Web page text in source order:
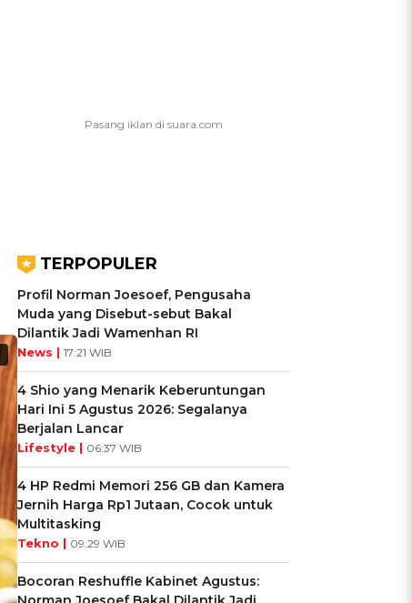
TERPOPULER
Profil Norman Joesoef, Pengusaha
Muda yang Disebut-sebut Bakal
Dilantik Jadi Wamenhan RI
News | 17:21 WIB
4 Shio yang Menarik Keberuntungan
Hari Ini 5 Agustus 2026: Segalanya
Berjalan Lancar
Lifestyle | 06:37 WIB
4 HP Redmi Memori 256 GB dan Kamera
Jernih Harga Rp1 Jutaan, Cocok untuk
Multitasking
Tekno | 09:29 WIB
Bocoran Reshuffle Kabinet Agustus: